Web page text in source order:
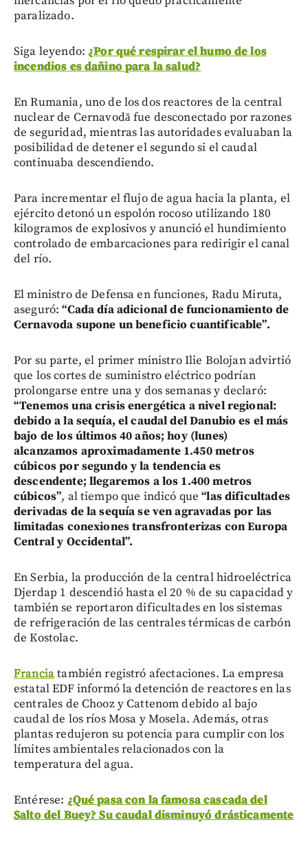
paralizado.
Siga leyendo: ¿Por qué respirar el humo de los
incendios es dañino para la salud?
En Rumania, uno de los dos reactores de la central
nuclear de Cernavodă fue desconectado por razones
de seguridad, mientras las autoridades evaluaban la
posibilidad de detener el segundo si el caudal
continuaba descendiendo.
Para incrementar el flujo de agua hacia la planta, el
ejército detonó un espolón rocoso utilizando 180
kilogramos de explosivos y anunció el hundimiento
controlado de embarcaciones para redirigir el canal
del río.
El ministro de Defensa en funciones, Radu Miruta,
aseguró:“Cada día adicional de funcionamiento de
Cernavoda supone un beneficio cuantificable”.
Por su parte, el primer ministro Ilie Bolojan advirtió
que los cortes de suministro eléctrico podrían
prolongarse entre una y dos semanas y declaró:
“Tenemos una crisis energética a nivel regional:
debido a la sequía, el caudal del Danubio es el más
bajo de los últimos 40 años; hoy (lunes)
alcanzamos aproximadamente 1.450 metros
cúbicos por segundo y la tendencia es
descendente; llegaremos a los 1.400 metros
cúbicos”, al tiempo que indicó que“las dificultades
derivadas de la sequía se ven agravadas por las
limitadas conexiones transfronterizas con Europa
Central y Occidental”.
En Serbia, la producción de la central hidroeléctrica
Djerdap 1 descendió hasta el 20 % de su capacidad y
también se reportaron dificultades en los sistemas
de refrigeración de las centrales térmicas de carbón
de Kostolac.
Franciatambién registró afectaciones. La empresa
estatal EDF informó la detención de reactores en las
centrales de Chooz y Cattenom debido al bajo
caudal de los ríos Mosa y Mosela. Además, otras
plantas redujeron su potencia para cumplir con los
límites ambientales relacionados con la
temperatura del agua.
Entérese: ¿Qué pasa con la famosa cascada del
Salto del Buey? Su caudal disminuyó drásticamente